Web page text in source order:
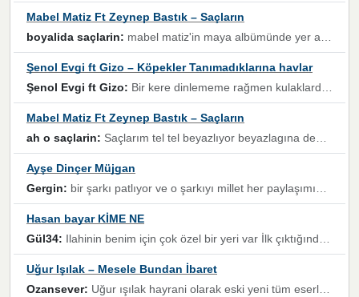
Mabel Matiz Ft Zeynep Bastık – Saçların
boyalida saçlarin: mabel matiz'in maya albümünde yer alan güzellerden. parça da şarkı hani! müzikal altyapısına vurulduğum, sözlerinde kaybolduğum bir parça olmuş.
Şenol Evgi ft Gizo – Köpekler Tanımadıklarına havlar
Şenol Evgi ft Gizo: Bir kere dinlememe rağmen kulaklardan gitmiyor sen sen sen sen kurban ol sen sen sen sen hayran ol yükses ses müzik dinleme sebebisiniz canlar bomba gibi patladınız maşallah
Mabel Matiz Ft Zeynep Bastık – Saçların
ah o saçlarin: Saçlarım tel tel beyazlıyor beyazlagına degil yanımda sen yoksun ona üzülüyorum günler bir bir geçiyor geçen günlere değil sensiz geçen günlere darılıyorum,Dinledikce asla kavusamayacagim ama asla unutamicagim sevdiğim adam için yanar içim
Ayşe Dinçer Müjgan
Gergin: bir şarkı patlıyor ve o şarkıyı millet her paylaşımın altına koyuyor ve öyle bir durum hal alıyor ki şarkıyı dinlemeden şarkıdan bikıyorsun Ama bu enteresan bir şekilde dillere dolanıyor millet olarak seviyoruz dertlerle boğuşurken bir yandan da göbek atmayi))) diyeceklerim bu kadar güzel hoş bir sayfa emeğinize sağlık arkadaşlar kolay gelsin
Hasan bayar KİME NE
Gül34: Ilahinin benim için çok özel bir yeri var İlk çıktığında komşum ne kadar yüksek sesle dinliyorsa orada duymuştum ve YouTube'dan aratıp Bu ilahiyi bulmuştum ve sonra müdavimi oldum günlük Ben de 3-5 kere dinleyip ezberleyip artık ilahiye bende eşlik ediyorum yüksek sesle Allah razı olsun hizmet nimettir Rabbim sizin zahmetlerinize de hayırlı nimetler versin Selam ve dua ile Allah'a emanet olun
Uğur Işılak – Mesele Bundan İbaret
Ozansever: Uğur ışılak hayrani olarak eski yeni tüm eserlerini keyifle huzurla dinleyenlerden birisiyim, emeğine saygı duyan gönül veren bunu en güzel şekilde sevenlerine ulaştıran siz değerli sayfa yöneticilerine de teşekkür ederim